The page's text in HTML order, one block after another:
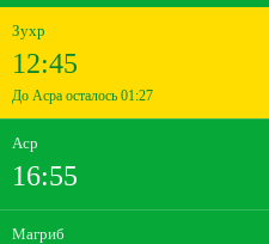
Зухр
12:45
До Асра осталось 01:27
Аср
16:55
Магриб